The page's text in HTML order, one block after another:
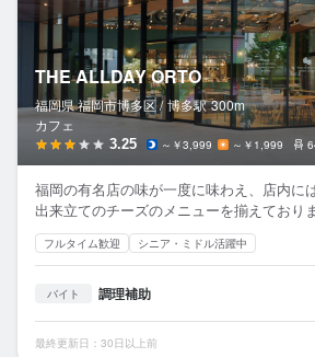
THE ALLDAY ORTO
福岡県 福岡市博多区 / 博多駅 300m
カフェ
3.25 ～￥3,999 ～￥1,999
福岡の有名店の味が一度に味わえ、店内に
出来立てのチーズのメニューを揃えており
フルタイム歓迎 シニア・ミドル活躍中
バイト 調理補助
最終更新日：30日以上前